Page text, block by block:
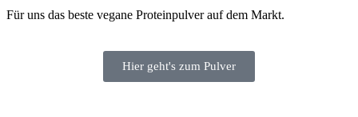
Für uns das beste vegane Proteinpulver auf dem Markt.
Hier geht's zum Pulver